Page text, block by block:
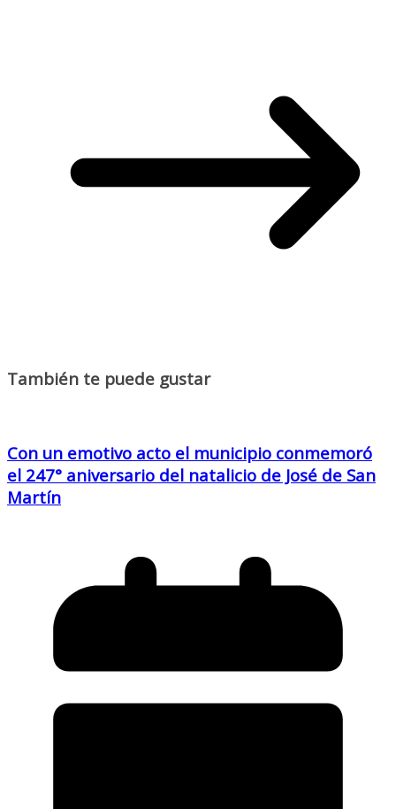
También te puede gustar
Con un emotivo acto el municipio conmemoró
el 247° aniversario del natalicio de José de San
Martín